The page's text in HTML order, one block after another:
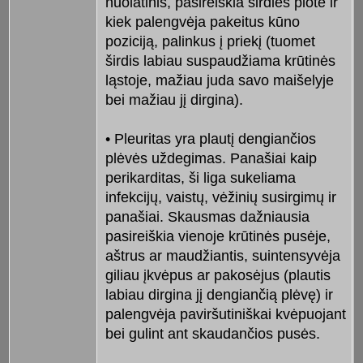
kiek palengvėja pakeitus kūno
poziciją, palinkus į priekį (tuomet
širdis labiau suspaudžiama krūtinės
ląstoje, mažiau juda savo maišelyje
bei mažiau jį dirgina).
• Pleuritas yra plautį dengiančios
plėvės uždegimas. Panašiai kaip
perikarditas, ši liga sukeliama
infekcijų, vaistų, vėžinių susirgimų ir
panašiai. Skausmas dažniausia
pasireiškia vienoje krūtinės pusėje,
aštrus ar maudžiantis, suintensyvėja
giliau įkvėpus ar pakosėjus (plautis
labiau dirgina jį dengiančią plėvę) ir
palengvėja paviršutiniškai kvėpuojant
bei gulint ant skaudančios pusės.